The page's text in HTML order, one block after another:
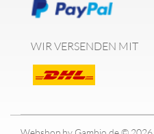
WIR VERSENDEN MIT